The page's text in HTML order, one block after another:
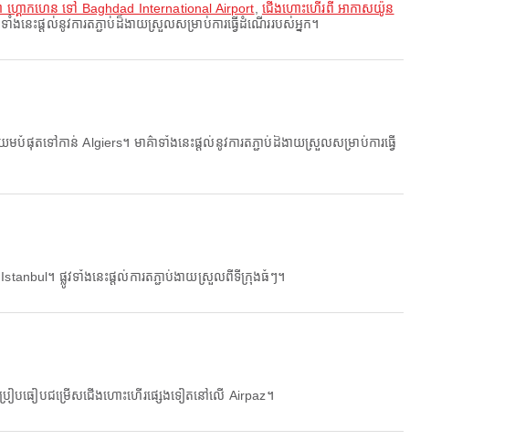
គោកហេន ទៅ Baghdad International Airport ជើងហោះហើរពី អាកាសយ៉ូន
េះផ្តល់នូវការតភ្ជាប់ដ៏ងាយស្រួលសម្រាប់ការធ្វើដំណើររបស់អ្នក។
ផុតទៅកាន់ Algiers។ មាគ៌ាទាំងនេះផ្តល់នូវការតភ្ជាប់ដ៏ងាយស្រួលសម្រាប់ការធ្វើ
។ ផ្លូវទាំងនេះផ្តល់ការតភ្ជាប់ងាយស្រួលពីទីក្រុងធំៗ។
បធៀបជម្រើសជើងហោះហើរផ្សេងទៀតនៅលើ Airpaz។